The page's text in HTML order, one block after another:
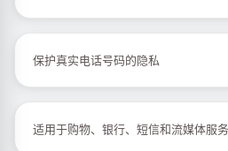
保护真实电话号码的隐私
适用于购物、银行、短信和流媒体服务